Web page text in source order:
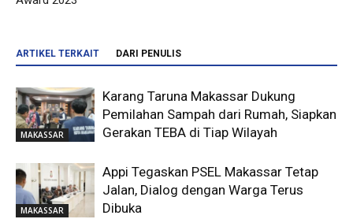
ARTIKEL TERKAIT DARI PENULIS
MAKASSAR
Karang Taruna Makassar Dukung
Pemilahan Sampah dari Rumah, Siapkan
Gerakan TEBA di Tiap Wilayah
MAKASSAR
Appi Tegaskan PSEL Makassar Tetap
Jalan, Dialog dengan Warga Terus
Dibuka